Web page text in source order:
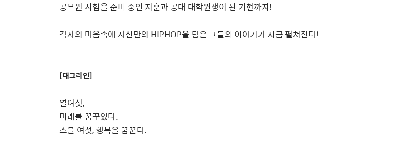
공무원 시험을 준비 중인 지훈과 공대 대학원생이 된 기현까지!
각자의 마음속에 자신만의 HIPHOP을 담은 그들의 이야기가 지금 펼쳐진다!
[태그라인]
열여섯,
미래를 꿈꾸었다.
스물 여섯, 행복을 꿈꾼다.